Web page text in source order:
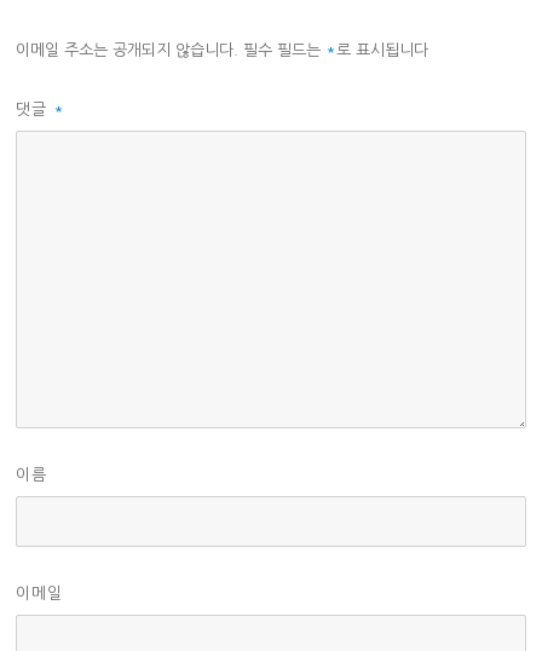
이메일 주소는 공개되지 않습니다. 필수 필드는 *로 표시됩니다
댓글 *
이름
이메일